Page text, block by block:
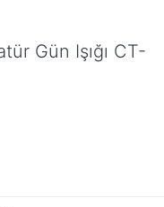
Gün Işığı CT-